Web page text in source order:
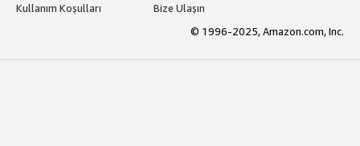
Kullanım Koşulları
Bize Ulaşın
© 1996-2025, Amazon.com, Inc.